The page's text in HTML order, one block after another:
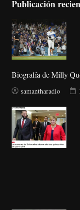
Publicación
Biografía de Milly
samantharadio